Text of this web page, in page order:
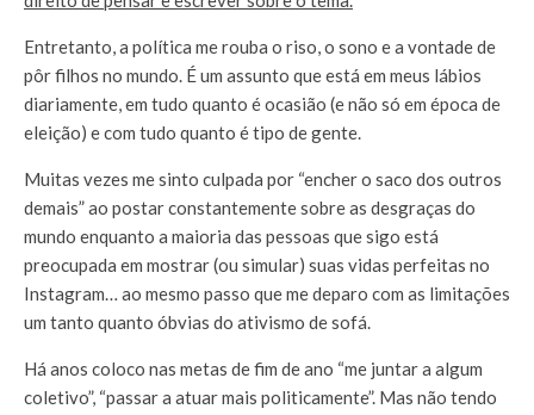
Entretanto, a política me rouba o riso, o sono e a vontade de
pôr filhos no mundo. É um assunto que está em meus lábios
diariamente, em tudo quanto é ocasião (e não só em época de
eleição) e com tudo quanto é tipo de gente.
Muitas vezes me sinto culpada por “encher o saco dos outros
demais” ao postar constantemente sobre as desgraças do
mundo enquanto a maioria das pessoas que sigo está
preocupada em mostrar (ou simular) suas vidas perfeitas no
Instagram… ao mesmo passo que me deparo com as limitações
um tanto quanto óbvias do ativismo de sofá.
Há anos coloco nas metas de fim de ano “me juntar a algum
coletivo”, “passar a atuar mais politicamente”. Mas não tendo